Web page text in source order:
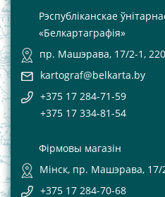
Рэспубліканскае
«Белкартаграфія»
пр. Машэрава, 17/2-1,
kartograf@belkarta.by
+375 17 284-71-59
+375 17 334-81-54
Фірмовы магазін
Мінск, пр. Машэрава, 17/
+375 17 284-70-68